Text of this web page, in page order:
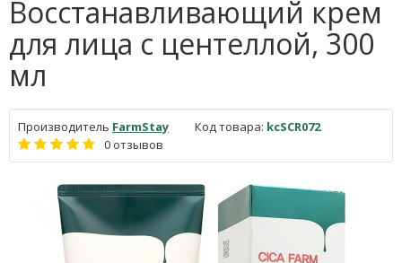
Восстанавливающий крем
для лица с центеллой, 300
мл
Производитель FarmStay Код товара: kcSCR072
0 отзывов